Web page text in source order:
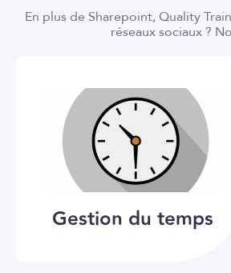
En plus de Sharepoint, Quality
réseaux sociaux ?
Gestion du temps